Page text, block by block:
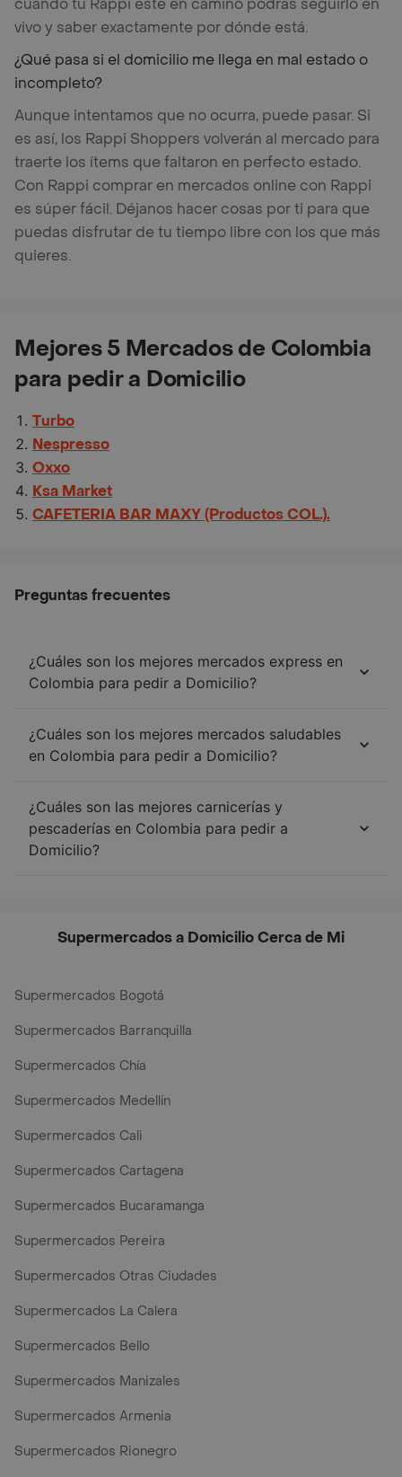
cuando tu Rappi esté en camino podrás seguirlo en
vivo y saber exactamente por dónde está.
¿Qué pasa si el domicilio me llega en mal estado o
incompleto?
Aunque intentamos que no ocurra, puede pasar. Si
es así, los Rappi Shoppers volverán al mercado para
traerte los ítems que faltaron en perfecto estado.
Con Rappi comprar en mercados online con Rappi
es súper fácil. Déjanos hacer cosas por ti para que
puedas disfrutar de tu tiempo libre con los que más
quieres.
Mejores 5 Mercados de Colombia
para pedir a Domicilio
Turbo
Nespresso
Oxxo
Ksa Market
CAFETERIA BAR MAXY (Productos COL.).
Preguntas frecuentes
¿Cuáles son los mejores mercados express en
Colombia para pedir a Domicilio?
¿Cuáles son los mejores mercados saludables
en Colombia para pedir a Domicilio?
¿Cuáles son las mejores carnicerías y
pescaderías en Colombia para pedir a
Domicilio?
Supermercados a Domicilio Cerca de Mi
Supermercados Bogotá
Supermercados Barranquilla
Supermercados Chía
Supermercados Medellín
Supermercados Cali
Supermercados Cartagena
Supermercados Bucaramanga
Supermercados Pereira
Supermercados Otras Ciudades
Supermercados La Calera
Supermercados Bello
Supermercados Manizales
Supermercados Armenia
Supermercados Rionegro